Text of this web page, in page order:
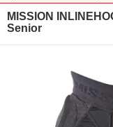
MISSION
Senior